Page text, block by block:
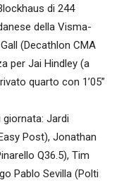
di 244
della Visma-
(Decathlon CMA
per Jai Hindley (a
quarto con 1’05”
Jardi
Post), Jonathan
Q36.5), Tim
Pablo Sevilla (Polti